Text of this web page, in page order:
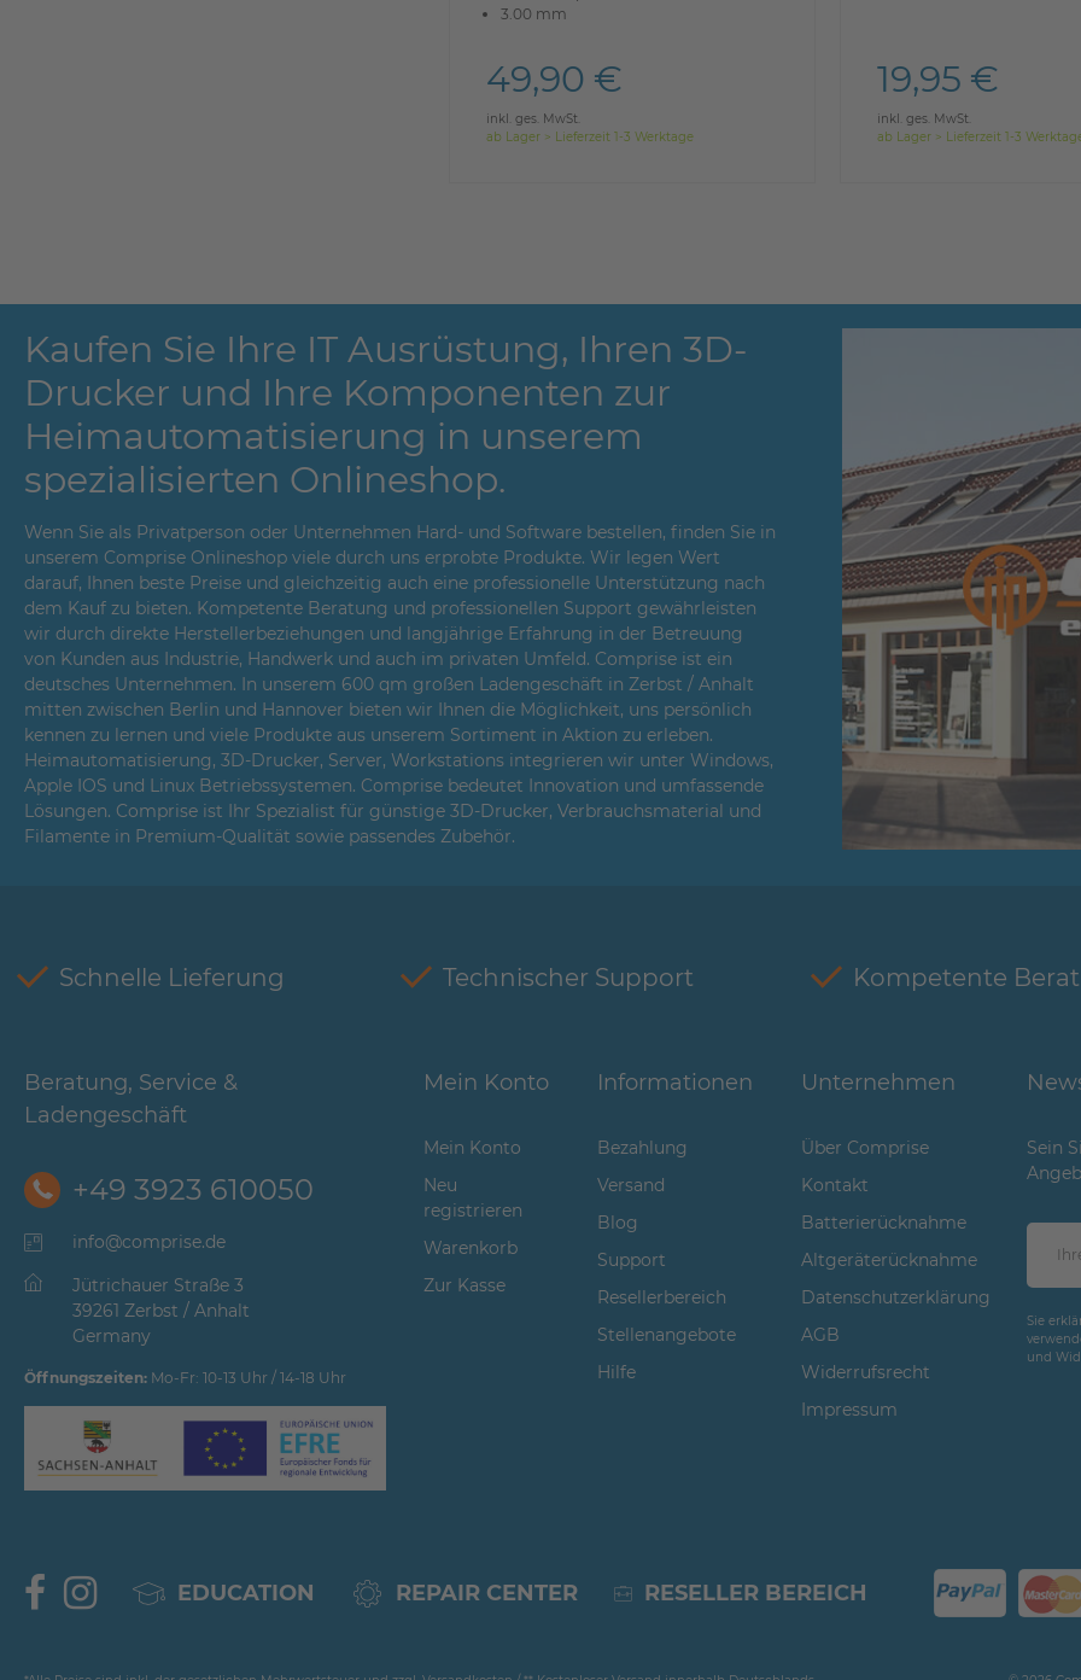
3.00 mm
49,90 €
inkl. ges. MwSt.
ab Lager > Lieferzeit 1-3 Werktage
19,95 €
inkl. ges. MwSt.
ab Lager > Lieferzeit 1-3
Kaufen Sie Ihre IT Ausrüstung, Ihren 3D-
Drucker und Ihre Komponenten zur
Heimautomatisierung in unserem
spezialisierten Onlineshop.
Wenn Sie als Privatperson oder Unternehmen Hard- und Software bestellen, finden Sie in
unserem Comprise Onlineshop viele durch uns erprobte Produkte. Wir legen Wert
darauf, Ihnen beste Preise und gleichzeitig auch eine professionelle Unterstützung nach
dem Kauf zu bieten. Kompetente Beratung und professionellen Support gewährleisten
wir durch direkte Herstellerbeziehungen und langjährige Erfahrung in der Betreuung
von Kunden aus Industrie, Handwerk und auch im privaten Umfeld. Comprise ist ein
deutsches Unternehmen. In unserem 600 qm großen Ladengeschäft in Zerbst / Anhalt
mitten zwischen Berlin und Hannover bieten wir Ihnen die Möglichkeit, uns persönlich
kennen zu lernen und viele Produkte aus unserem Sortiment in Aktion zu erleben.
Heimautomatisierung, 3D-Drucker, Server, Workstations integrieren wir unter Windows,
Apple IOS und Linux Betriebssystemen. Comprise bedeutet Innovation und umfassende
Lösungen. Comprise ist Ihr Spezialist für günstige 3D-Drucker, Verbrauchsmaterial und
Filamente in Premium-Qualität sowie passendes Zubehör.
Schnelle Lieferung Technischer Support Kompetente
Beratung, Service &
Ladengeschäft
+49 3923 610050
info@comprise.de
Jütrichauer Straße 3
39261 Zerbst / Anhalt
Germany
Öffnungszeiten: Mo-Fr: 10-13 Uhr / 14-18 Uhr
Mein Konto
Mein Konto
Neu
registrieren
Warenkorb
Zur Kasse
Informationen
Bezahlung
Versand
Blog
Support
Resellerbereich
Stellenangebote
Hilfe
Unternehmen
Über Comprise
Kontakt
Batterierücknahme
Altgeräterücknahme
Datenschutzerklärung
AGB
Widerrufsrecht
Impressum
Sein
Sie
und
EDUCATION REPAIR CENTER RESELLER BEREICH